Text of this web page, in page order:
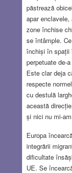
păstrează
apar
zone închise
se întâmple.
închiși în spații
perpetuate de-
Este clar deja
respecte
cu destulă
această
și nici nu mi-
Europa
integrării
dificultate
UE. Se